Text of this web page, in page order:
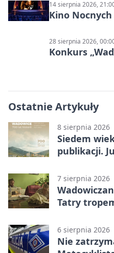
14 sierpnia 2026,
Kino Nocnych
28 sierpnia 2026,
Konkurs
Ostatnie Artykuły
8 sierpnia 2026
Siedem
publikacji.
7 sierpnia 2026
Tatry
6 sierpnia 2026
Nie